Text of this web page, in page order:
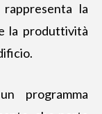
la
la produttività
programma